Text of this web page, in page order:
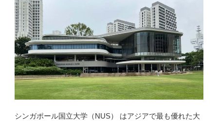
シンガポール国立大学（NUS） はアジアで最も優れた大